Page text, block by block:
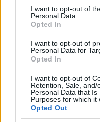
consent section.
I want to opt-out of
Personal Data.
Opted In
I want to opt-out of
Personal Data for
Opted In
I want to opt-out of
Retention, Sale,
Personal Data that
Purposes for which it
Opted Out
Stacy Keibler elvegyül
fesztiválon
Fotó: Mark Davis /